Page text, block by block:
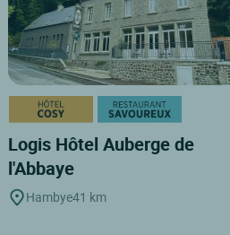
Logis Hôtel Auberge de
l'Abbaye
Hambye41 km